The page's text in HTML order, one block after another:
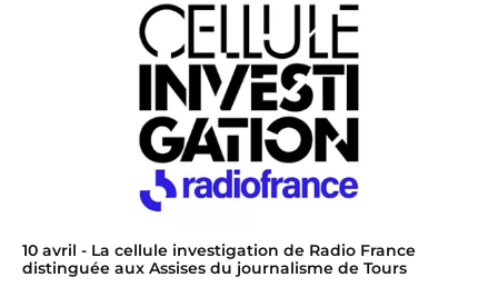
10 avril - La cellule investigation de Radio France
distinguée aux Assises du journalisme de Tours